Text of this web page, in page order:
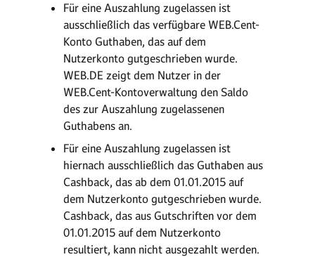
Für eine Auszahlung zugelassen ist
ausschließlich das verfügbare WEB.Cent-
Konto Guthaben, das auf dem
Nutzerkonto gutgeschrieben wurde.
WEB.DE zeigt dem Nutzer in der
WEB.Cent-Kontoverwaltung den Saldo
des zur Auszahlung zugelassenen
Guthabens an.
Für eine Auszahlung zugelassen ist
hiernach ausschließlich das Guthaben aus
Cashback, das ab dem 01.01.2015 auf
dem Nutzerkonto gutgeschrieben wurde.
Cashback, das aus Gutschriften vor dem
01.01.2015 auf dem Nutzerkonto
resultiert, kann nicht ausgezahlt werden.